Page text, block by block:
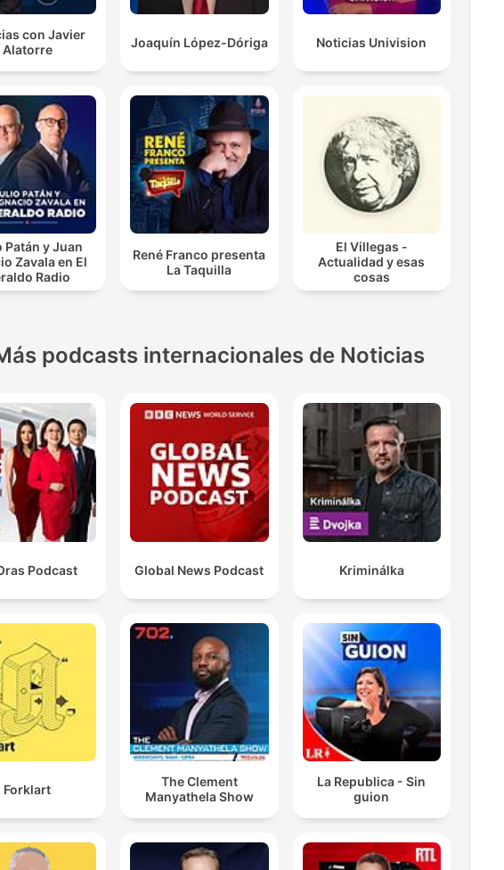
con Javier
Alatorre
Joaquín López-Dóriga Noticias Univision
Patán y Juan
Zavala en El
Radio
René Franco presenta
La Taquilla
El Villegas -
Actualidad y esas
cosas
podcasts internacionales de Noticias
Podcast Global News Podcast Kriminálka
Forklart
The Clement
Manyathela Show
La Republica - Sin
guion